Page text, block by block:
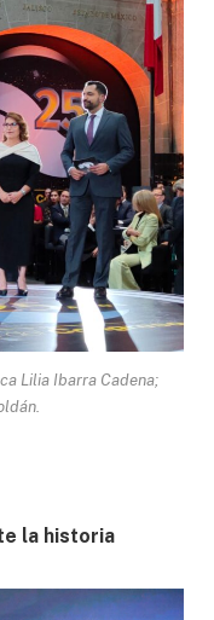
Lilia Ibarra Cadena;
la historia